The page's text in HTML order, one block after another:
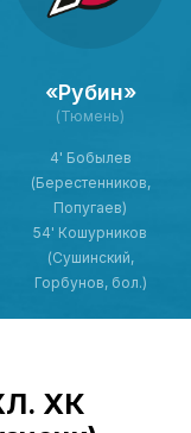
«Рубин»
(Тюмень)
4' Бобылев
(Берестенников,
Попугаев)
54' Кошурников
(Сушинский,
Горбунов, бол.)
ХК